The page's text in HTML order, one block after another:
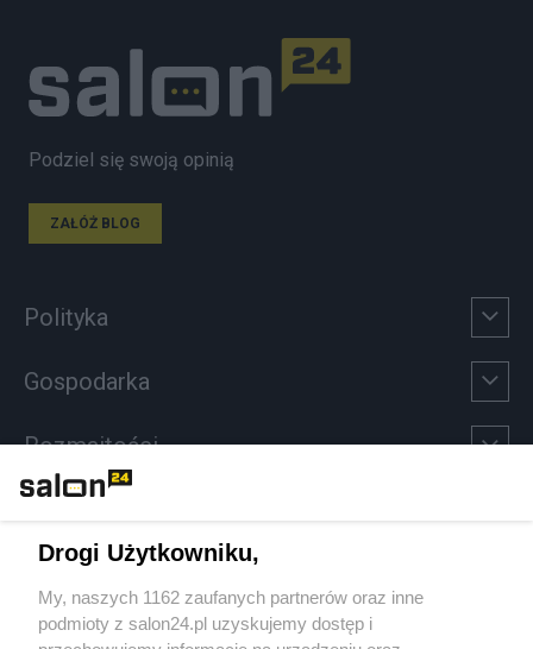
Podziel się swoją opinią
ZAŁÓŻ BLOG
Polityka
Gospodarka
Rozmaitości
Sport
Społeczeństwo
Drogi Użytkowniku,
My, naszych 1162 zaufanych partnerów oraz inne
podmioty z salon24.pl uzyskujemy dostęp i